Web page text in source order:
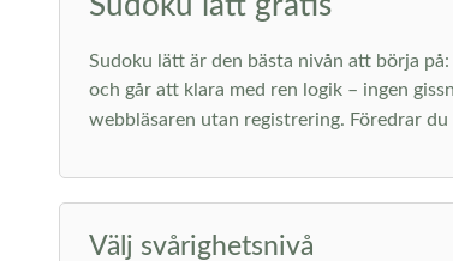
Sudoku lätt är den bästa nivån att börja
och går att klara med ren logik – ingen
webbläsaren utan registrering. Föredrar du
Välj svårighetsnivå